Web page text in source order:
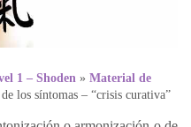
1 – Shoden » Material de
los síntomas – “crisis curativa”